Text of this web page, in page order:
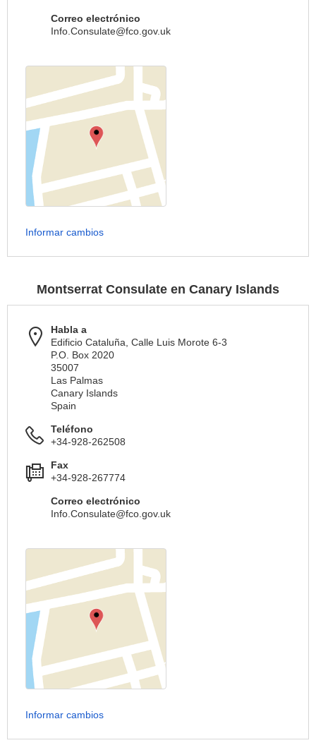
Correo electrónico
Info.Consulate@fco.gov.uk
Informar cambios
Montserrat Consulate en Canary Islands
Habla a
Edificio Cataluña, Calle Luis Morote 6-3
P.O. Box 2020
35007
Las Palmas
Canary Islands
Spain
Teléfono
+34-928-262508
Fax
+34-928-267774
Correo electrónico
Info.Consulate@fco.gov.uk
Informar cambios